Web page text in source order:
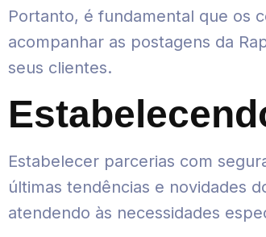
Portanto, é fundamental que os
acompanhar as postagens da
seus clientes.
Estabelecer parcerias com
últimas tendências e novidades
atendendo às necessidades